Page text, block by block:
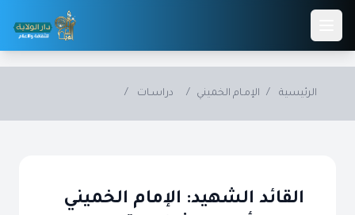
Skip to main content
الرئيسية / الإمـام الخميني / دراسـات /
القائد الشهيد: الإمام الخميني